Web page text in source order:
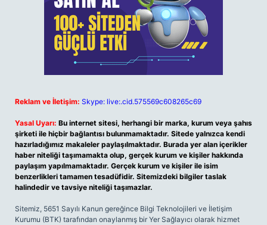
Reklam ve İletişim: Skype: live:.cid.575569c608265c69
Yasal Uyarı: Bu internet sitesi, herhangi bir marka, kurum veya şahıs
şirketi ile hiçbir bağlantısı bulunmamaktadır. Sitede yalnızca kendi
hazırladığımız makaleler paylaşılmaktadır. Burada yer alan içerikler
haber niteliği taşımamakta olup, gerçek kurum ve kişiler hakkında
paylaşım yapılmamaktadır. Gerçek kurum ve kişiler ile isim
benzerlikleri tamamen tesadüfidir. Sitemizdeki bilgiler taslak
halindedir ve tavsiye niteliği taşımazlar.
Sitemiz, 5651 Sayılı Kanun gereğince Bilgi Teknolojileri ve İletişim
Kurumu (BTK) tarafından onaylanmış bir Yer Sağlayıcı olarak hizmet